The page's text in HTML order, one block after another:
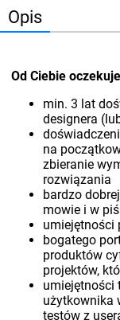
Opis
Od Ciebie
min. 3 lat
designera
na
zbieranie
rozwiązania
bardzo
mowie i w
umiejętności
bogatego
produktów
projektów,
umiejętności
użytkownika
testów z